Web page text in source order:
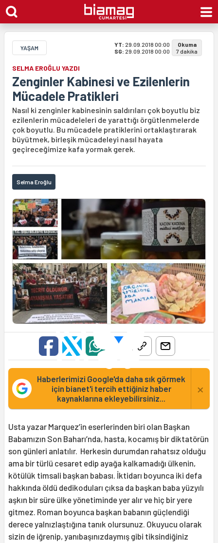
YAŞAM YT: 29.09.2018 00:00
SG: 29.09.2018 00:00
Okuma
7 dakika
SELMA EROĞLU YAZDI
Zenginler Kabinesi ve Ezilenlerin
Mücadele Pratikleri
Nasıl ki zenginler kabinesinin saldırıları çok boyutlu biz
ezilenlerin mücadeleleri de yarattığı örgütlenmelerde
çok boyutlu. Bu mücadele pratiklerini ortaklaştırarak
büyütmek, birleşik mücadeleyi nasıl hayata
geçireceğimize kafa yormak gerek.
Selma Eroğlu
Haberlerimizi Google'da daha sık görmek
için bianet'i tercih ettiğiniz haber
kaynaklarına ekleyebilirsiniz...
×
Usta yazar Marquez’in eserlerinden biri olan Başkan
Babamızın Son Baharı’nda, hasta, kocamış bir diktatörün
son günleri anlatılır. Herkesin durumdan rahatsız olduğu
ama bir türlü cesaret edip ayağa kalkamadığı ülkenin,
kötülük timsali başkan babası. İktidarı boyunca iki defa
hakkında öldü dedikoduları çıksa da başkan baba yüzyılı
aşkın bir süre ülke yönetiminde yer alır ve hiç bir yere
gitmez. Roman boyunca başkan babanın güçlendiği
derece yalnızlaştığına tanık olursunuz. Okuyucu olarak
sizin de iğrenip, yanıbaşınızdaymış gibi tiksindiğiniz